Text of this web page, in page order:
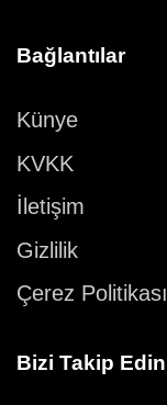
Bağlantılar
Künye
KVKK
İletişim
Gizlilik
Çerez Politikası
Bizi Takip Edin